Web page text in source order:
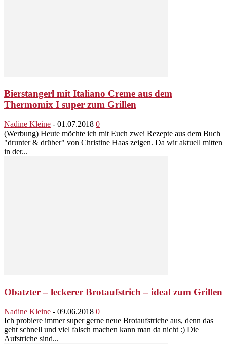
Bierstangerl mit Italiano Creme aus dem
Thermomix I super zum Grillen
Nadine Kleine - 01.07.2018 0
(Werbung) Heute möchte ich mit Euch zwei Rezepte aus dem Buch
"drunter & drüber" von Christine Haas zeigen. Da wir aktuell mitten
in der...
Obatzter – leckerer Brotaufstrich – ideal zum Grillen
Nadine Kleine - 09.06.2018 0
Ich probiere immer super gerne neue Brotaufstriche aus, denn das
geht schnell und viel falsch machen kann man da nicht :) Die
Aufstriche sind...